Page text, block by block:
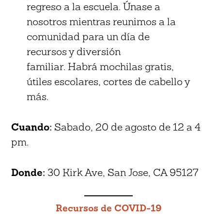
regreso a la escuela. Únase a
nosotros mientras reunimos a la
comunidad para un día de
recursos y diversión
familiar. Habrá mochilas gratis,
útiles escolares, cortes de cabello y
más.
Cuando: Sabado, 20 de agosto de 12 a 4
pm.
Donde: 30 Kirk Ave, San Jose, CA 95127
Recursos de COVID-19